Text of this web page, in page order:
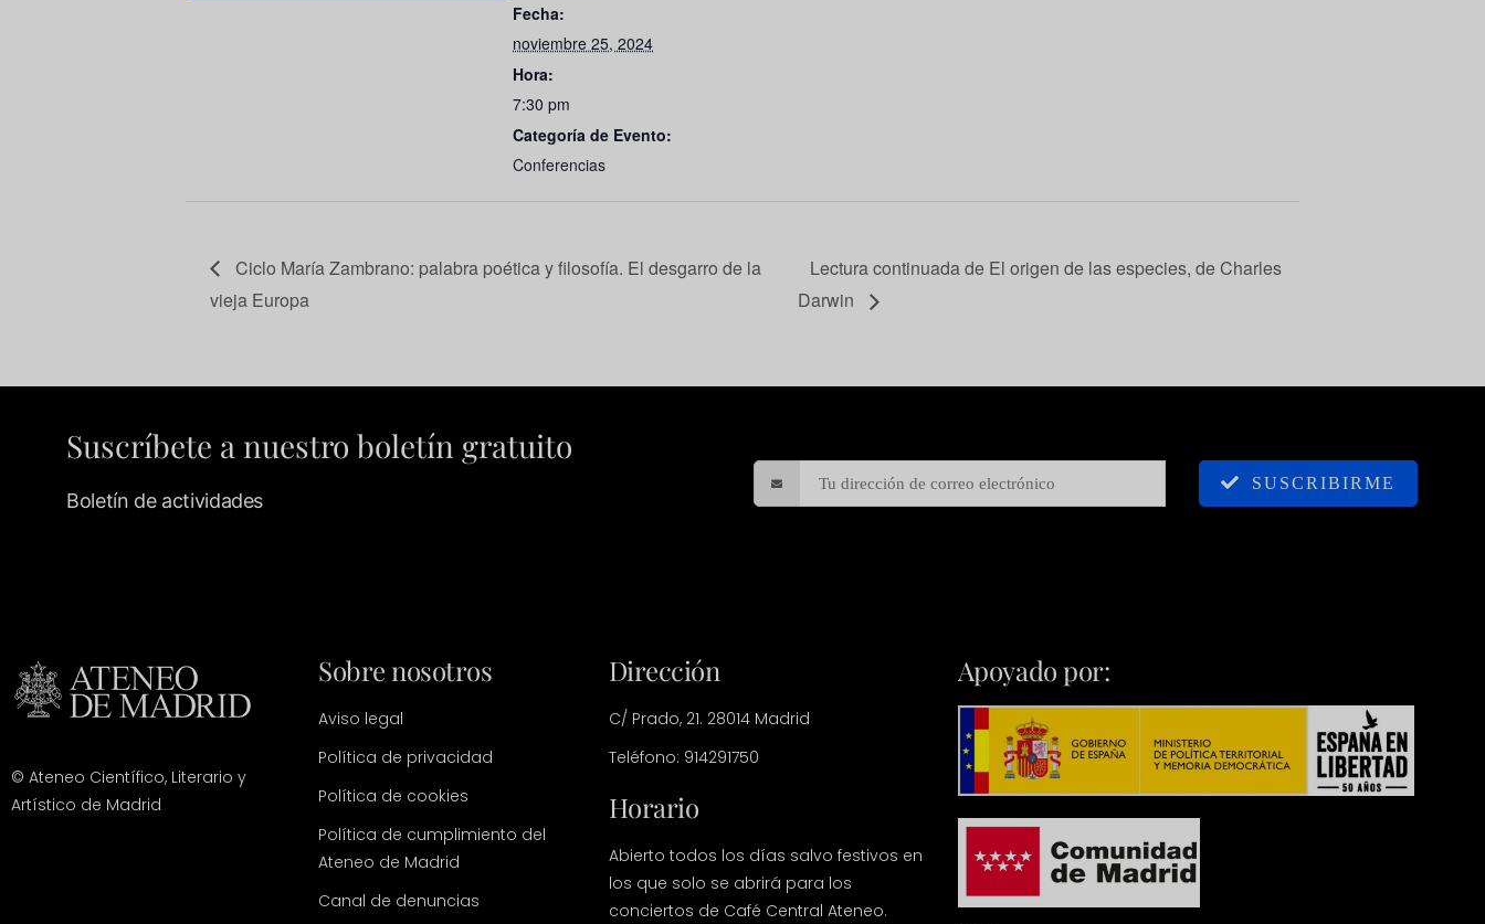
Fecha:
noviembre 25, 2024
Hora:
7:30 pm
Categoría de Evento:
Conferencias
Ciclo María Zambrano: palabra poética y filosofía. El desgarro de la
vieja Europa
Lectura continuada de El origen de las especies, de Charles
Darwin
Suscríbete a nuestro boletín gratuito
Boletín de actividades
SUSCRIBIRME
© Ateneo Científico, Literario y
Artístico de Madrid
Sobre nosotros
Aviso legal
Política de privacidad
Política de cookies
Política de cumplimiento del
Ateneo de Madrid
Canal de denuncias
Dirección
C/ Prado, 21. 28014 Madrid
Teléfono: 914291750
Horario
Abierto todos los días salvo festivos en
los que solo se abrirá para los
conciertos de Café Central Ateneo.
Apoyado por: